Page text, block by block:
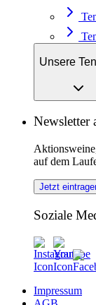
Unsere
Newsletter
auf dem
Jetzt
Soziale
Impressum